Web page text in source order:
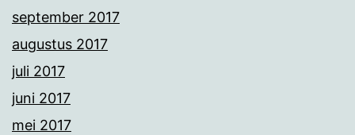
september 2017
augustus 2017
juli 2017
juni 2017
mei 2017